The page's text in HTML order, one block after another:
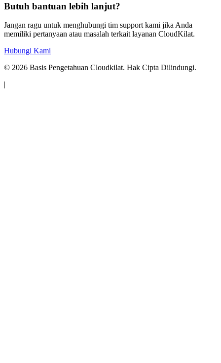
Butuh bantuan lebih lanjut?
Jangan ragu untuk menghubungi tim support kami jika Anda
memiliki pertanyaan atau masalah terkait layanan CloudKilat.
Hubungi Kami
© 2026 Basis Pengetahuan Cloudkilat. Hak Cipta Dilindungi.